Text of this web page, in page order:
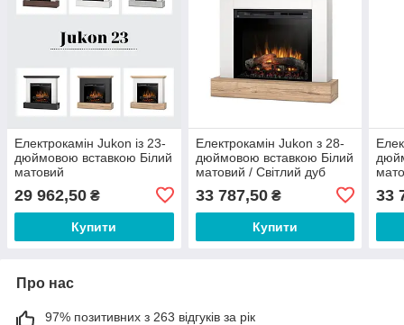
Електрокамін Jukon із 23-
дюймовою вставкою Білий
матовий
29 962,50 ₴
Купити
Електрокамін Jukon з 28-
дюймовою вставкою Білий
матовий / Світлий дуб
33 787,50₴
Купити
33
Про нас
97% позитивних з 263 відгуків за рік